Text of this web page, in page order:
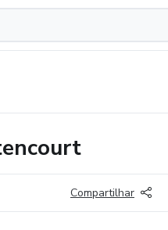
Compartilhar